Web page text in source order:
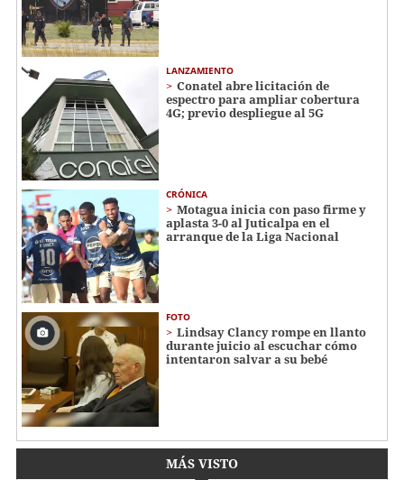
LANZAMIENTO
Conatel abre licitación de
espectro para ampliar cobertura
4G; previo despliegue al 5G
CRÓNICA
Motagua inicia con paso firme y
aplasta 3-0 al Juticalpa en el
arranque de la Liga Nacional
FOTO
Lindsay Clancy rompe en llanto
durante juicio al escuchar cómo
intentaron salvar a su bebé
MÁS VISTO